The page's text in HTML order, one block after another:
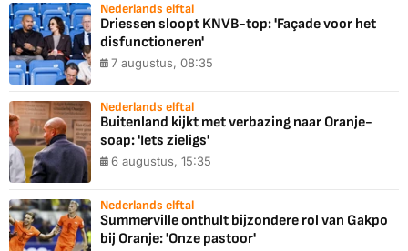
Nederlands elftal
Driessen sloopt KNVB-top: 'Façade voor het
disfunctioneren'
7 augustus, 08:35
Nederlands elftal
Buitenland kijkt met verbazing naar Oranje-
soap: 'Iets zieligs'
6 augustus, 15:35
Nederlands elftal
Summerville onthult bijzondere rol van Gakpo
bij Oranje: 'Onze pastoor'